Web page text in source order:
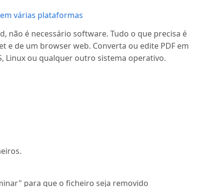
várias plataformas
não é necessário software. Tudo o que precisa é
e de um browser web. Converta ou edite PDF em
Linux ou qualquer outro sistema operativo.
para que o ficheiro seja removido